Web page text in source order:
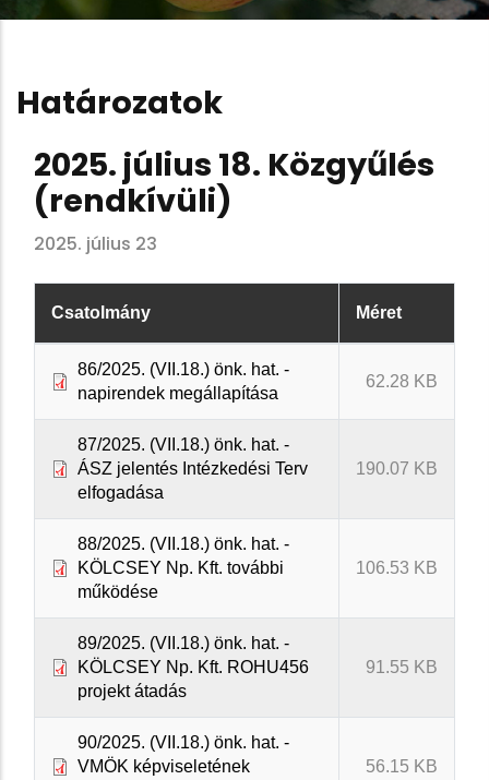
Határozatok
2025. július 18. Közgyűlés
(rendkívüli)
2025. július 23
Csatolmány Méret
86/2025. (VII.18.) önk. hat. -
napirendek megállapítása
62.28 KB
87/2025. (VII.18.) önk. hat. -
ÁSZ jelentés Intézkedési Terv
elfogadása
190.07 KB
88/2025. (VII.18.) önk. hat. -
KÖLCSEY Np. Kft. további
működése
106.53 KB
89/2025. (VII.18.) önk. hat. -
KÖLCSEY Np. Kft. ROHU456
projekt átadás
91.55 KB
90/2025. (VII.18.) önk. hat. -
VMÖK képviseletének
56.15 KB